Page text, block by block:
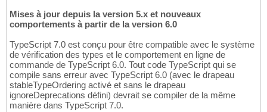
Mises à jour depuis la version 5.x et nouveaux
comportements à partir de la version 6.0
TypeScript 7.0 est conçu pour être compatible avec le système
de vérification des types et le comportement en ligne de
commande de TypeScript 6.0. Tout code TypeScript qui se
compile sans erreur avec TypeScript 6.0 (avec le drapeau
stableTypeOrdering activé et sans le drapeau
ignoreDeprecations défini) devrait se compiler de la même
manière dans TypeScript 7.0.